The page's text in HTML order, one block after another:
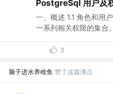
PostgreSql 用户及
一、概述 1.1 角色和
一系列相关权限的集合
3
脑子进水养啥鱼 赞了这篇沸点